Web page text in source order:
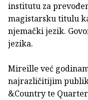
institutu za
magistarsku titulu
njemački jezik.
jezika.
Mireille već
najrazličitijim
&Country te